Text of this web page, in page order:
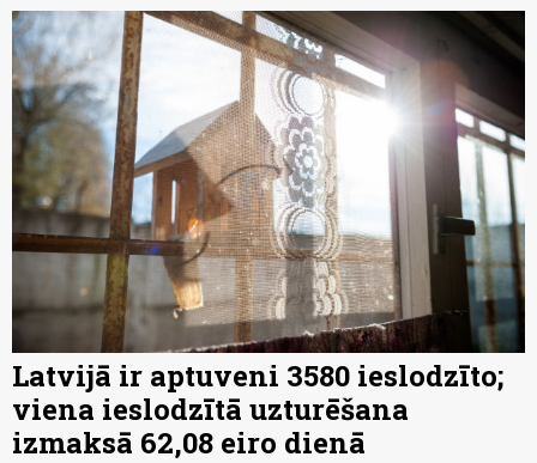
Latvijā ir aptuveni 3580 ieslodzīto;
viena ieslodzītā uzturēšana
izmaksā 62,08 eiro dienā